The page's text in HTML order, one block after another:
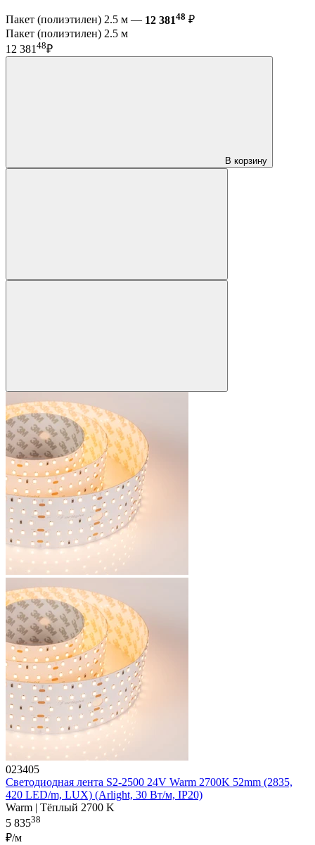
Пакет (полиэтилен) 2.5 м — 12 38148 ₽
Пакет (полиэтилен) 2.5 м
12 381 48₽
В корзину
023405
Светодиодная лента S2-2500 24V Warm 2700K 52mm (2835,
420 LED/m, LUX) (Arlight, 30 Вт/м, IP20)
Warm | Тёплый 2700 K
5 83538
₽/м